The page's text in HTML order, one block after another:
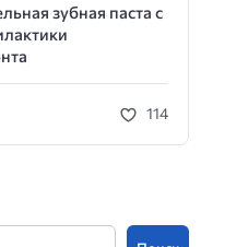
зубная паста с
114